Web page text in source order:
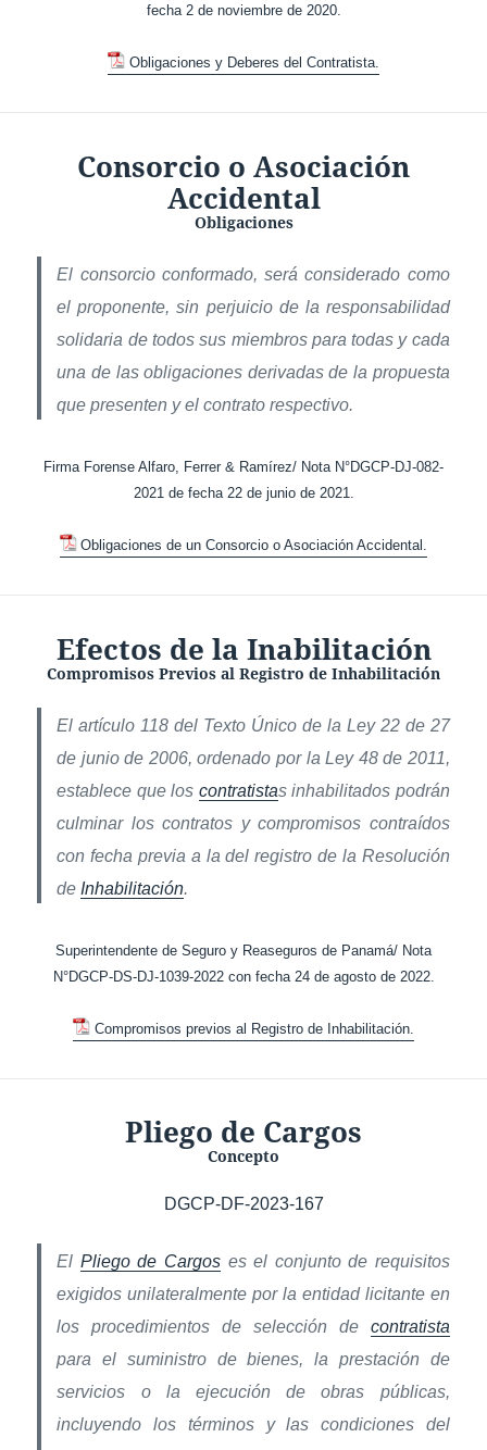
fecha 2 de noviembre de 2020.
Obligaciones y Deberes del Contratista.
Consorcio o Asociación
Accidental
Obligaciones
El consorcio conformado, será considerado como
el proponente, sin perjuicio de la responsabilidad
solidaria de todos sus miembros para todas y cada
una de las obligaciones derivadas de la propuesta
que presenten y el contrato respectivo.
Firma Forense Alfaro, Ferrer & Ramírez/ Nota N°DGCP-DJ-082-
2021 de fecha 22 de junio de 2021.
Obligaciones de un Consorcio o Asociación Accidental.
Efectos de la Inabilitación
Compromisos Previos al Registro de Inhabilitación
El artículo 118 del Texto Único de la Ley 22 de 27
de junio de 2006, ordenado por la Ley 48 de 2011,
establece que los contratistas inhabilitados podrán
culminar los contratos y compromisos contraídos
con fecha previa a la del registro de la Resolución
de Inhabilitación.
Superintendente de Seguro y Reaseguros de Panamá/ Nota
N°DGCP-DS-DJ-1039-2022 con fecha 24 de agosto de 2022.
Compromisos previos al Registro de Inhabilitación.
Pliego de Cargos
Concepto
DGCP-DF-2023-167
El Pliego de Cargos es el conjunto de requisitos
exigidos unilateralmente por la entidad licitante en
los procedimientos de selección de contratista
para el suministro de bienes, la prestación de
servicios o la ejecución de obras públicas,
incluyendo los términos y las condiciones del